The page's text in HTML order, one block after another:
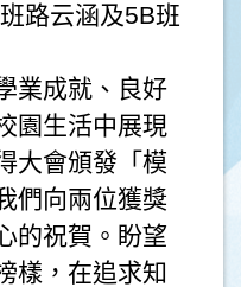
路云涵及5B班
業成就、良好
園生活中展現
大會頒發「模
們向兩位獲獎
的祝賀。盼望
樣，在追求知